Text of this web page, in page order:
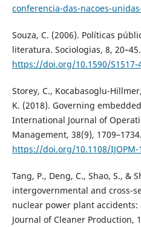
conferencia-das-nacoes-
Souza, C. (2006). Políticas
literatura. Sociologias, 8,
https://doi.org/10.1590/S1517-
Storey, C., Kocabasoglu-
K. (2018). Governing
International Journal of
Management, 38(9),
https://doi.org/10.1108/IJOPM-
Tang, P., Deng, C., Shao, S., &
intergovernmental and cross-
nuclear power plant accidents:
Journal of Cleaner Production,